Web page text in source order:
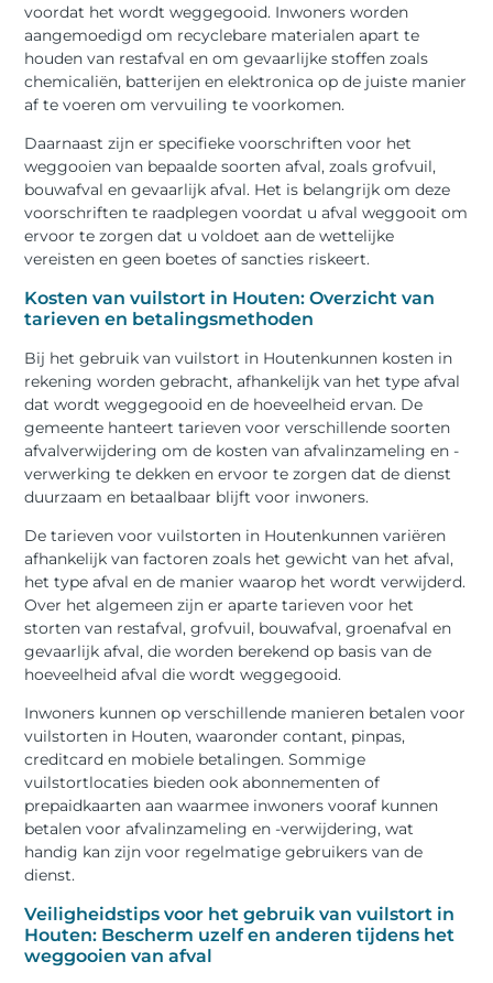
voordat het wordt weggegooid. Inwoners worden
aangemoedigd om recyclebare materialen apart te
houden van restafval en om gevaarlijke stoffen zoals
chemicaliën, batterijen en elektronica op de juiste manier
af te voeren om vervuiling te voorkomen.
Daarnaast zijn er specifieke voorschriften voor het
weggooien van bepaalde soorten afval, zoals grofvuil,
bouwafval en gevaarlijk afval. Het is belangrijk om deze
voorschriften te raadplegen voordat u afval weggooit om
ervoor te zorgen dat u voldoet aan de wettelijke
vereisten en geen boetes of sancties riskeert.
Kosten van vuilstort in Houten: Overzicht van
tarieven en betalingsmethoden
Bij het gebruik van vuilstort in Houtenkunnen kosten in
rekening worden gebracht, afhankelijk van het type afval
dat wordt weggegooid en de hoeveelheid ervan. De
gemeente hanteert tarieven voor verschillende soorten
afvalverwijdering om de kosten van afvalinzameling en -
verwerking te dekken en ervoor te zorgen dat de dienst
duurzaam en betaalbaar blijft voor inwoners.
De tarieven voor vuilstorten in Houtenkunnen variëren
afhankelijk van factoren zoals het gewicht van het afval,
het type afval en de manier waarop het wordt verwijderd.
Over het algemeen zijn er aparte tarieven voor het
storten van restafval, grofvuil, bouwafval, groenafval en
gevaarlijk afval, die worden berekend op basis van de
hoeveelheid afval die wordt weggegooid.
Inwoners kunnen op verschillende manieren betalen voor
vuilstorten in Houten, waaronder contant, pinpas,
creditcard en mobiele betalingen. Sommige
vuilstortlocaties bieden ook abonnementen of
prepaidkaarten aan waarmee inwoners vooraf kunnen
betalen voor afvalinzameling en -verwijdering, wat
handig kan zijn voor regelmatige gebruikers van de
dienst.
Veiligheidstips voor het gebruik van vuilstort in
Houten: Bescherm uzelf en anderen tijdens het
weggooien van afval